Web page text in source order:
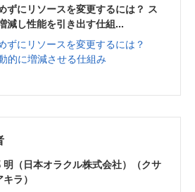
ずにリソースを変更するには？ ス
減し性能を引き出す仕組...
ずにリソースを変更するには？
的に増減させる仕組み
明（日本オラクル株式会社）（クサ
ラ）